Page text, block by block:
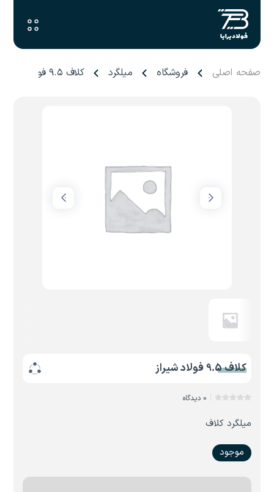
صفحه اصلی فروشگاه میلگرد کلاف ۹.۵ فولاد شیراز
کلاف 9.5 فولاد شیراز
0 دیدگاه
میلگرد کلاف
موجود